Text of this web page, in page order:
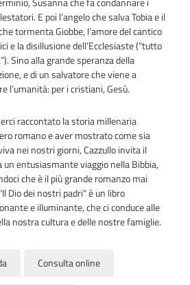
E poi l’angelo che salva Tobia e il
tormenta Giobbe, l’amore del cantico
e la disillusione dell’Ecclesiaste (“tutto
Sino alla grande speranza della
e di un salvatore che viene a
l’umanità: per i cristiani, Gesù.
raccontato la storia millenaria
romano e aver mostrato come sia
nei nostri giorni,Cazzullo invita il
un entusiasmante viaggio nella Bibbia,
che è il più grande romanzo mai
Dio dei nostri padri" è un libro
e illuminante, che ci conduce alle
nostra cultura e delle nostre famiglie.
Consulta online